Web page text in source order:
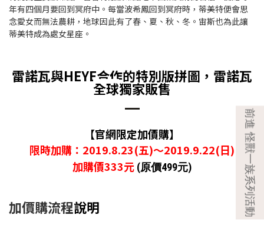
年有四個月要回到冥府中。每當波希鳳回到冥府時，蒂美特便會思
念愛女而無法農耕，地球因此有了春、夏、秋、冬。宙斯也為此讓
蒂美特成為處女星座。
雷諾瓦與HEYE合作的特別版拼圖，雷諾瓦
全球獨家販售
【官網限定加價購】
限時加購：2019.8.23(五)～2019.9.22(日)
加購價333元 (原價499元)
加價購流程說明